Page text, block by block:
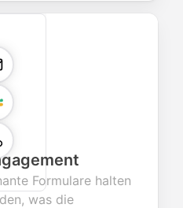
Formulare halten
was die